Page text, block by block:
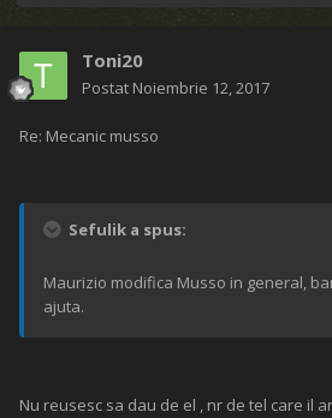
Toni20
Postat Noiembrie 12, 2017
Re: Mecanic musso
Sefulik a spus:
Maurizio modifica Musso in general,
ajuta.
Nu reusesc sa dau de el , nr de tel care il